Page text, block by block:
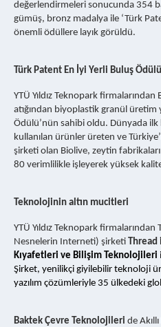
değerlendirmeleri sonucunda 354
gümüş, bronz madalya ile ‘Türk
önemli ödüllere layık görüldü.
Türk Patent En İyi Yerli Buluş
YTÜ Yıldız Teknopark firmalarından
atığından biyoplastik granül üretim
Ödülü’nün sahibi oldu. Dünyada
kullanılan ürünler üreten ve
şirketi olan Biolive, zeytin
80 verimlilikle işleyerek yüksek
Teknolojinin altın mucitleri
YTÜ Yıldız Teknopark
Nesnelerin Interneti) şirketi Thread
Kıyafetleri ve Bilişim Teknolojileri
Şirket, yenilikçi giyilebilir teknoloji
yazılım çözümleriyle 35 ülkedeki
Baktek Çevre Teknolojileri de